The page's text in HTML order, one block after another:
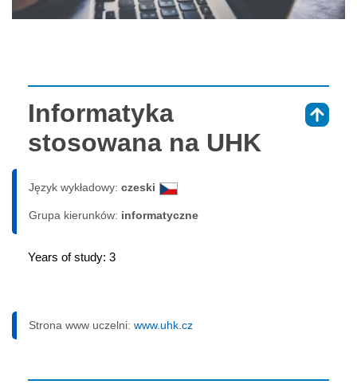
Informatyka
stosowana na UHK
Język wykładowy: czeski
Grupa kierunków: informatyczne
Years of study: 3
Strona www uczelni: www.uhk.cz